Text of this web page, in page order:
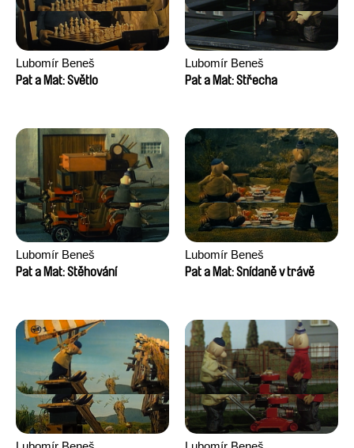
Lubomír Beneš
Pat a Mat: Světlo
Lubomír Beneš
Pat a Mat: Střecha
Lubomír Beneš
Pat a Mat: Stěhování
Lubomír Beneš
Pat a Mat: Snídaně v trávě